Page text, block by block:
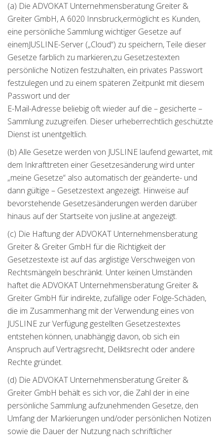
(a) Die ADVOKAT Unternehmensberatung Greiter &
Greiter GmbH, A 6020 Innsbruck,ermöglicht es Kunden,
eine persönliche Sammlung wichtiger Gesetze auf
einemJUSLINE-Server („Cloud“) zu speichern, Teile dieser
Gesetze farblich zu markieren,zu Gesetzestexten
persönliche Notizen festzuhalten, ein privates Passwort
festzulegen und zu einem späteren Zeitpunkt mit diesem
Passwort und der
E-Mail-Adresse beliebig oft wieder auf die – gesicherte –
Sammlung zuzugreifen. Dieser urheberrechtlich geschützte
Dienst ist unentgeltlich.
(b) Alle Gesetze werden von JUSLINE laufend gewartet, mit
dem Inkrafttreten einer Gesetzesänderung wird unter
„meine Gesetze“ also automatisch der geänderte- und
dann gültige – Gesetzestext angezeigt. Hinweise auf
bevorstehende Gesetzesänderungen werden darüber
hinaus auf der Startseite von jusline.at angezeigt.
(c) Die Haftung der ADVOKAT Unternehmensberatung
Greiter & Greiter GmbH für die Richtigkeit der
Gesetzestexte ist auf das arglistige Verschweigen von
Rechtsmängeln beschränkt. Unter keinen Umständen
haftet die ADVOKAT Unternehmensberatung Greiter &
Greiter GmbH für indirekte, zufällige oder Folge-Schäden,
die im Zusammenhang mit der Verwendung eines von
JUSLINE zur Verfügung gestellten Gesetzestextes
entstehen können, unabhängig davon, ob sich ein
Anspruch auf Vertragsrecht, Deliktsrecht oder andere
Rechte gründet.
(d) Die ADVOKAT Unternehmensberatung Greiter &
Greiter GmbH behält es sich vor, die Zahl der in eine
persönliche Sammlung aufzunehmenden Gesetze, den
Umfang der Markierungen und/oder persönlichen Notizen
sowie die Dauer der Nutzung nach schriftlicher